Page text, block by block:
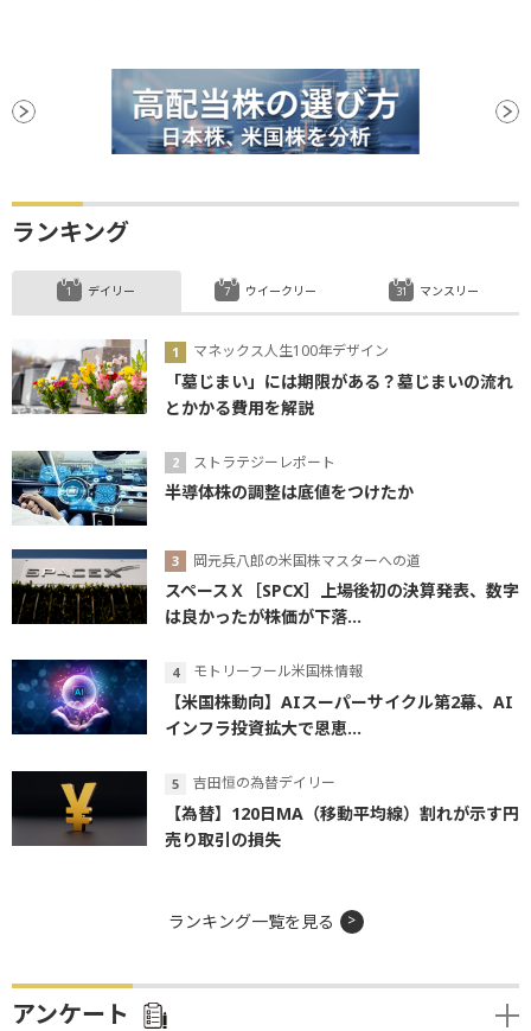
ランキング
デイリー
マネックス人生100年デザイン
「墓じまい」には期限がある？墓じまいの流れ
とかかる費用を解説
ストラテジーレポート
半導体株の調整は底値をつけたか
岡元兵八郎の米国株マスターへの道
スペースＸ［SPCX］上場後初の決算発表、数字
は良かったが株価が下落...
モトリーフール米国株情報
【米国株動向】AIスーパーサイクル第2幕、AI
インフラ投資拡大で恩恵...
吉田恒の為替デイリー
【為替】120日MA（移動平均線）割れが示す円
売り取引の損失
ウイークリー マンスリー
ランキング一覧を見る
アンケート